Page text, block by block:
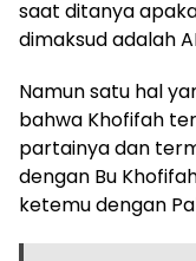
saat ditanya
dimaksud adalah
Namun satu hal
bahwa Khofifah
partainya dan
dengan Bu
ketemu dengan